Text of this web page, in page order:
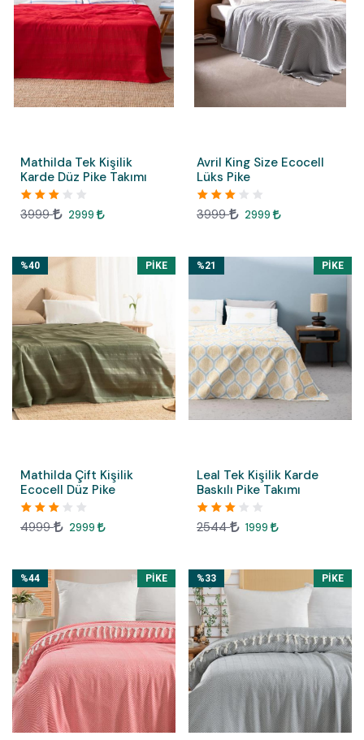
Mathilda Tek Kişilik
Karde Düz Pike Takımı
3999 2999
Avril King Size Ecocell
Lüks Pike
3999 2999
Mathilda Çift Kişilik
Ecocell Düz Pike
4999 2999
%40 PIKE
Leal Tek Kişilik Karde
Baskılı Pike Takımı
2544 1999
%21 PIKE
%44 PIKE %33 PIKE